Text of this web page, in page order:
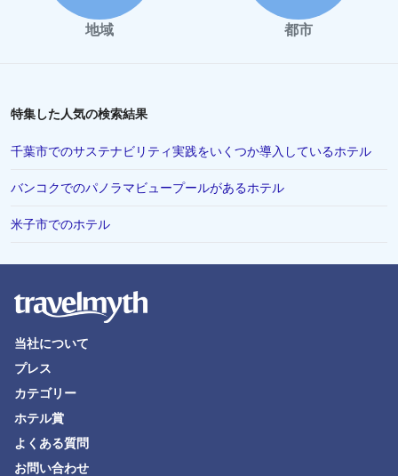
地域 都市
特集した人気の検索結果
千葉市でのサステナビリティ実践をいくつか導入しているホテル
バンコクでのパノラマビュープールがあるホテル
米子市でのホテル
当社について
プレス
カテゴリー
ホテル賞
よくある質問
お問い合わせ